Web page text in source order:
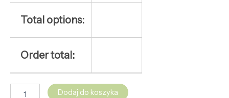
Total options:
Order total:
Dodaj do koszyka